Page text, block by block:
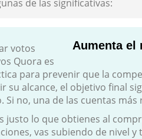
de las significativas:
Aumenta el
votos
Quora es
para prevenir que la
su alcance, el objetivo final
Si no, una de las cuentas
justo lo que obtienes al
vas subiendo de nivel y